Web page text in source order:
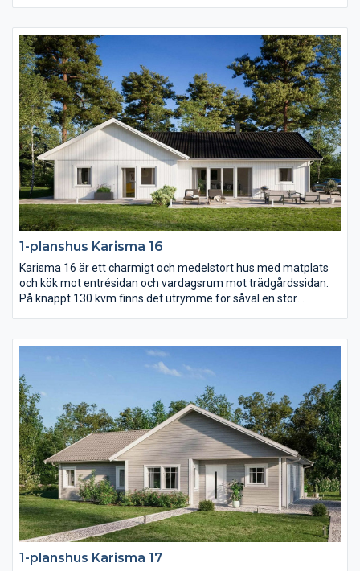
hållet. I övrigt har Karisma 15 en härlig öppen och ljusberikande
planlösning.
1-planshus Karisma 16
Karisma 16 är ett charmigt och medelstort hus med matplats
och kök mot entrésidan och vardagsrum mot trädgårdssidan.
På knappt 130 kvm finns det utrymme för såväl en stor
ryggåstak.
1-planshus Karisma 17